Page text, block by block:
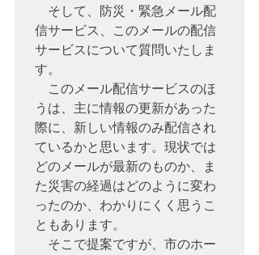
そして、防災・緊急メール配
信サービス、このメールの配信
サービスについて質問いたしま
す。
このメール配信サービスのほ
うは、主に情報の更新があった
際に、新しい情報のみ配信され
ているかと思います。現状では
どのメールが最新のものか、ま
た災害の経過はどのように変わ
ったのか、わかりにくく思うこ
ともあります。
そこで提案ですが、市のホー